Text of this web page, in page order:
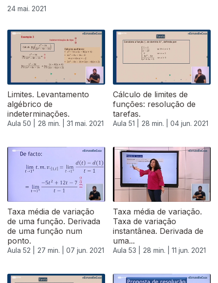
24 mai. 2021
Limites. Levantamento
algébrico de
indeterminações.
Aula 50 | 28 min. | 31 mai. 2021
Cálculo de limites de
funções: resolução de
tarefas.
Aula 51 | 28 min. | 04 jun. 2021
Taxa média de variação
de uma função. Derivada
de uma função num
ponto.
Aula 52 | 27 min. | 07 jun. 2021
Taxa média de variação.
Taxa de variação
instantânea. Derivada de
uma...
Aula 53 | 28 min. | 11 jun. 2021